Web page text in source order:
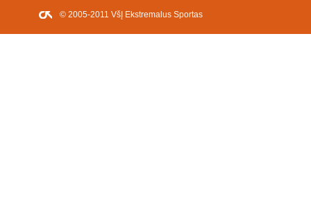
© 2005-2011 VšĮ Ekstremalus Sportas